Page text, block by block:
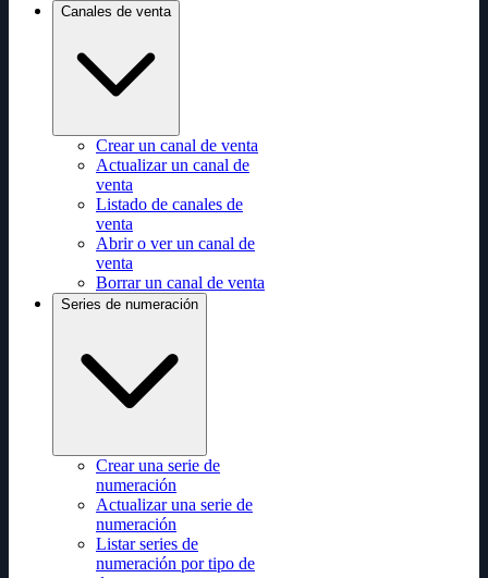
Canales de venta
Crear un canal de venta
Actualizar un canal de
venta
Listado de canales de
venta
Abrir o ver un canal de
venta
Borrar un canal de venta
Series de numeración
Crear una serie de
numeración
Actualizar una serie de
numeración
Listar series de
numeración por tipo de